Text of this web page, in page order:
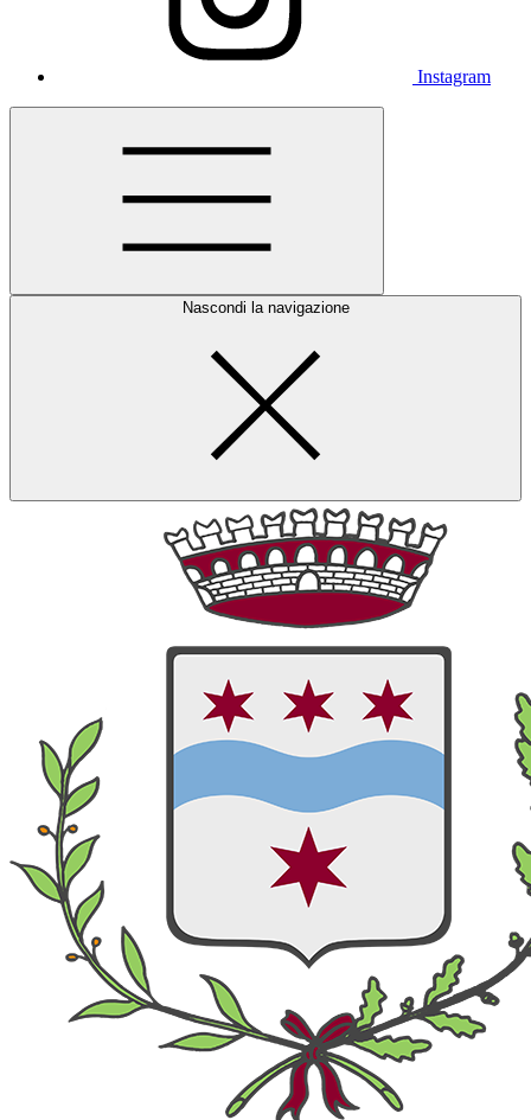
Instagram
Nascondi la navigazione